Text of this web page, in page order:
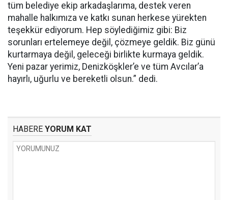
tüm belediye ekip arkadaşlarıma, destek veren
mahalle halkımıza ve katkı sunan herkese yürekten
teşekkür ediyorum. Hep söylediğimiz gibi: Biz
sorunları ertelemeye değil, çözmeye geldik. Biz günü
kurtarmaya değil, geleceği birlikte kurmaya geldik.
Yeni pazar yerimiz, Denizköşkler’e ve tüm Avcılar’a
hayırlı, uğurlu ve bereketli olsun.” dedi.
HABERE YORUM KAT